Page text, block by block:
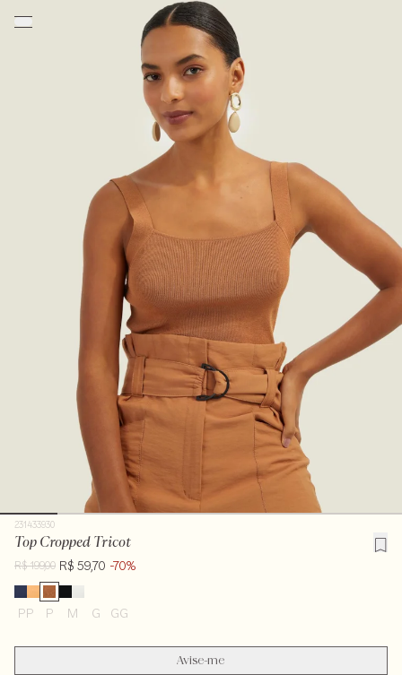
231433930
Top Cropped Tricot
R$ 199,00 R$ 59,70 -70%
PP P M G GG
Avise-me